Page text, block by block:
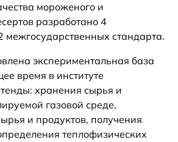
мороженого и
разработано 4
стандарта.
экспериментальная база
время в институте
хранения сырья и
газовой среде,
и продуктов, получения
теплофизических